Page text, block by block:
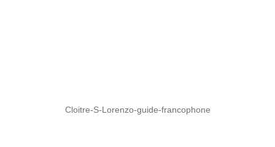
Cloitre-S-Lorenzo-guide-francophone